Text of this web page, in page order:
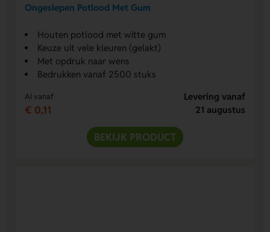
Ongeslepen Potlood Met Gum
Houten potlood met witte gum
Keuze uit vele kleuren (gelakt)
Met opdruk naar wens
Bedrukken vanaf 2500 stuks
Al vanaf
€ 0,11
Levering vanaf
21 augustus
BEKIJK PRODUCT